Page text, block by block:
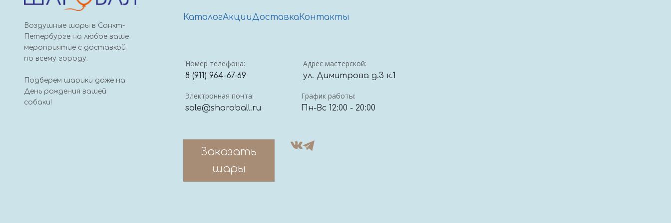
Воздушные шары в Санкт-
Петербурге на любое ваше
мероприятие с доставкой
по всему городу.
Подберем шарики даже на
День рождения вашей
собаки!
КаталогАкцииДоставка Контакты
Номер телефона:
8 (911) 964-67-69
Адрес мастерской:
ул. Димитрова д.3 к.1
Электронная почта:
sale@sharoball.ru
График работы:
Пн-Вс 12:00 - 20:00
Заказать
шары